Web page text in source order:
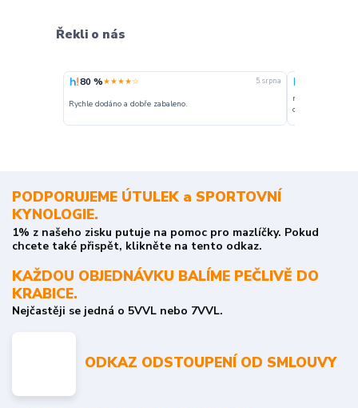
Řekli o nás
80 %★★★★☆ 5. srpna
Rychle dodáno a dobře zabaleno.
nakupuji
o stavu
PODPORUJEME ÚTULEK a SPORTOVNÍ
KYNOLOGIE.
1% z našeho zisku putuje na pomoc pro mazlíčky. Pokud
chcete také přispět, klikněte na tento odkaz.
KAŽDOU OBJEDNÁVKU BALÍME PEČLIVĚ DO
KRABICE.
Nejčastěji se jedná o 5VVL nebo 7VVL.
ODKAZ ODSTOUPENÍ OD SMLOUVY